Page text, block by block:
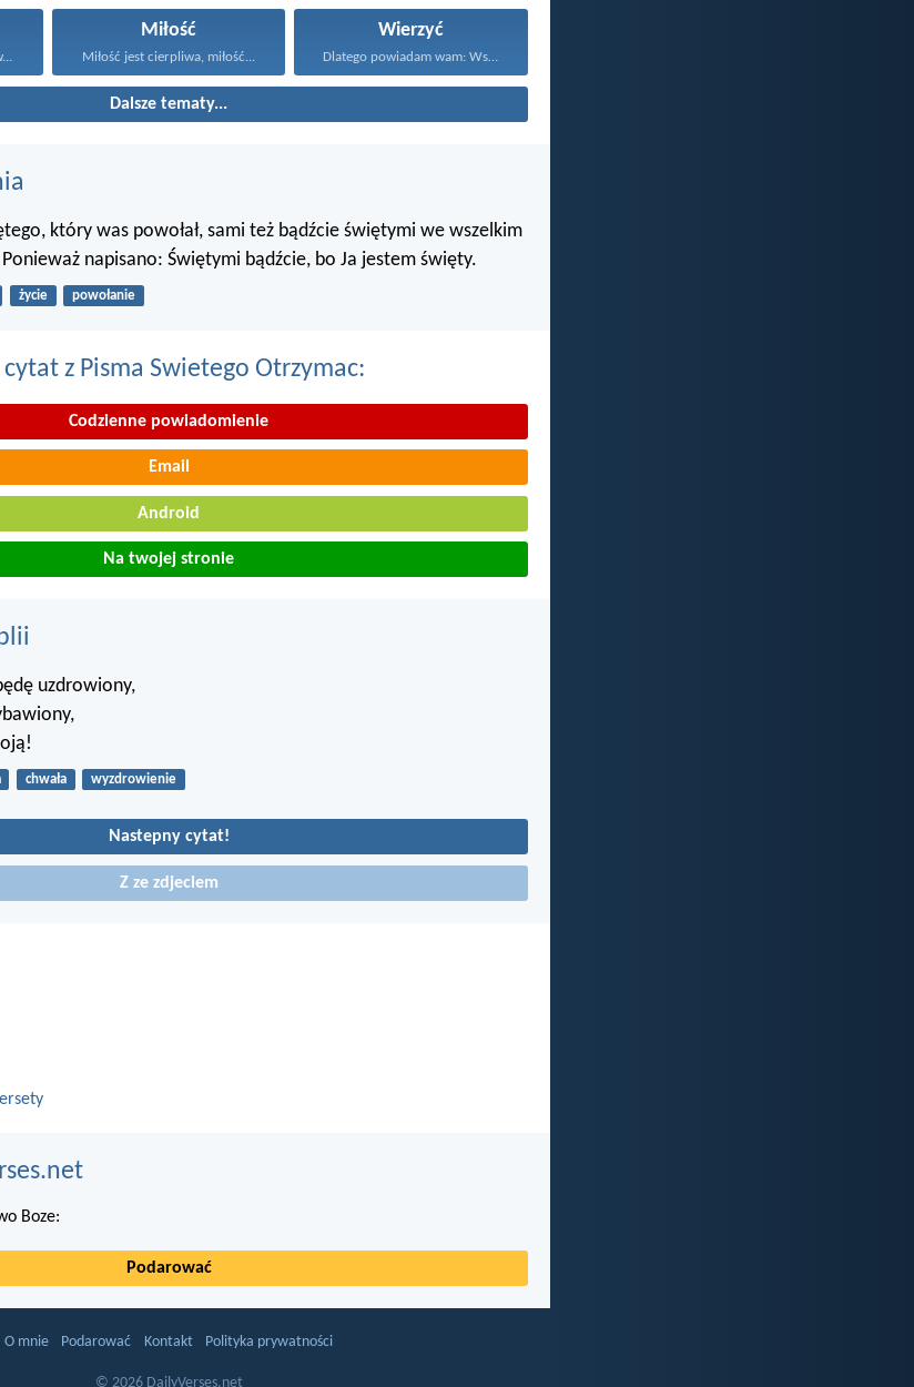
Miłość
Miłość jest cierpliwa, miłość...
Wierzyć
Dlatego powiadam wam: Wszystko...
Dalsze tematy...
który was powołał, sami też bądźcie świętymi we wszelkim
napisano: Świętymi bądźcie, bo Ja jestem święty.
życie powołanie
z Pisma Swietego Otrzymac:
Codzienne powiadomienie
Email
Android
Na twojej stronie
uzdrowiony,
chwała wyzdrowienie
Nastepny cytat!
Z ze zdjeciem
Boze:
Podarować
O mnie Podarować Kontakt Polityka prywatności
© 2026 DailyVerses.net